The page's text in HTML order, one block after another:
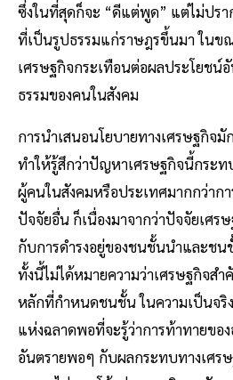
ซึ่งในที่สุดก็จะ “ดีแต่พูด” แต่ไม่ปร
ที่เป็นรูปธรรมแก่ราษฎรขึ้นมา ในข
เศรษฐกิจกระเทือนต่อผลประโยชน์
ธรรมของคนในสังคม
การนำเสนอนโยบายทางเศรษฐกิจ
ทำให้รู้สึกว่าปัญหาเศรษฐกิจนี้กระท
ผู้คนในสังคมหรือประเทศมากกว่าก
ปัจจัยอื่น ก็เนื่องมาจากว่าปัจจัยเศร
กับการดำรงอยู่ของชนชั้นนำและช
ทั้งนี้ไม่ได้หมายความว่าเศรษฐกิจส
หลักที่กำหนดชนชั้น ในความเป็นจริ
แห่งฉลาดพอที่จะรู้ว่าการท้าทายข
อันตรายพอๆ กับผลกระทบทางเศร